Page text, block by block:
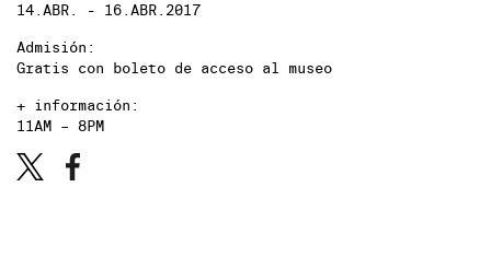
14.ABR. - 16.ABR.2017
Admisión:
Gratis con boleto de acceso al museo
+ información:
11AM – 8PM